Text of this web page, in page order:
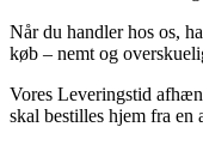
Når du handler hos os,
køb – nemt og
Vores Leveringstid
skal bestilles hjem fra en